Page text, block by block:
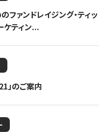
ファンドレイジング・ティッ
ティン...
」のご案内